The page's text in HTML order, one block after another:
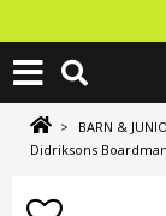
> BARN &
Didriksons